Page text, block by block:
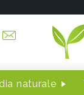
naturale